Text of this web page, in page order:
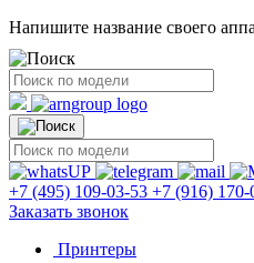
Напишите название своего
+7 (495) 109-03-53 +7 (916) 170-
Заказать звонок
Принтеры